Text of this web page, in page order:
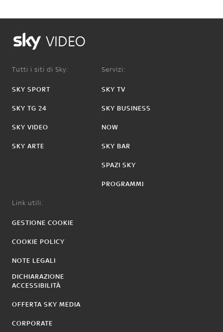
VIDEO
Tutti i siti di Sky:
SKY SPORT
SKY TG 24
SKY VIDEO
SKY ARTE
Servizi:
SKY TV
SKY BUSINESS
NOW
SKY BAR
SPAZI SKY
PROGRAMMI
Link utili:
GESTIONE COOKIE
COOKIE POLICY
NOTE LEGALI
DICHIARAZIONE
ACCESSIBILITÀ
OFFERTA SKY MEDIA
CORPORATE